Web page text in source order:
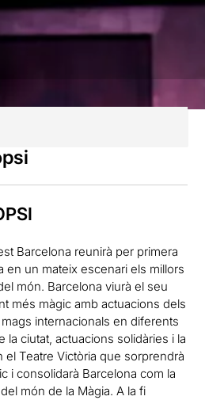
Barcelona reunirà per primera
en un mateix escenari els millors
món. Barcelona viurà el seu
més màgic amb actuacions dels
internacionals en diferents
la ciutat, actuacions solidàries i la
el Teatre Victòria que sorprendrà
i consolidarà Barcelona com la
món de la Màgia. A la fi